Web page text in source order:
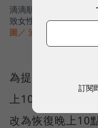
滴滴順風車曾限制晚上
致女性叫不到車。
圖／ 滴滴出行 via
為提高夜間安全
上10點過後至早
改為恢復晚上10
訂閱